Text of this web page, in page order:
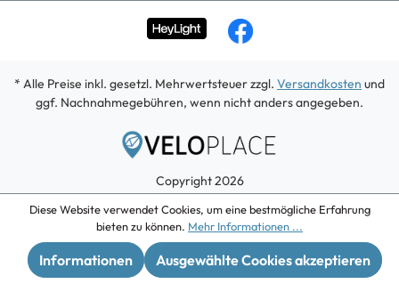
* Alle Preise inkl. gesetzl. Mehrwertsteuer zzgl. Versandkosten und
ggf. Nachnahmegebühren, wenn nicht anders angegeben.
Copyright 2026
Diese Website verwendet Cookies, um eine bestmögliche Erfahrung
bieten zu können. Mehr Informationen ...
Informationen Ausgewählte Cookies akzeptieren